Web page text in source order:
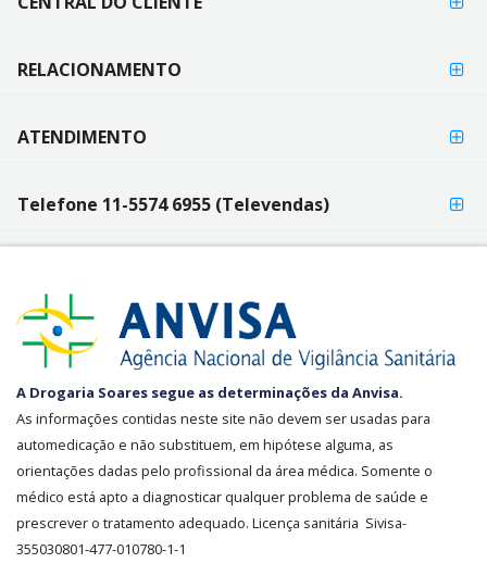
RELACIONAMENTO
ATENDIMENTO
Telefone 11-5574 6955 (Televendas)
A Drogaria Soares segue as determinações da Anvisa.
As informações contidas neste site não devem ser usadas para
automedicação e não substituem, em hipótese alguma, as
orientações dadas pelo profissional da área médica. Somente o
médico está apto a diagnosticar qualquer problema de saúde e
prescrever o tratamento adequado. Licença sanitária Sivisa-
355030801-477-010780-1-1